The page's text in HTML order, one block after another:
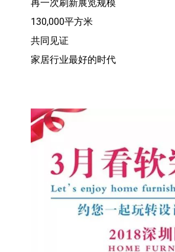
再一次刷新展览规模
130,000平方米
共同见证
家居行业最好的时代